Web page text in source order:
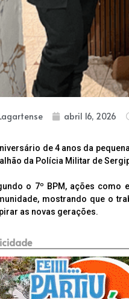
abril 16, 2026
de 4 anos da
da Polícia Militar de
o 7º BPM, ações
mostrando que o
as novas gerações.